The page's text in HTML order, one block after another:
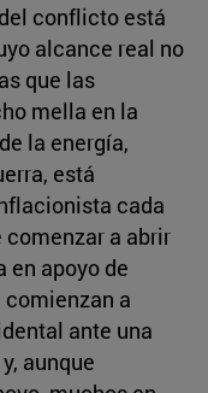
conflicto está
alcance real no
que las
mella en la
la energía,
está
cada
comenzar a abrir
en apoyo de
a
ante una
aunque